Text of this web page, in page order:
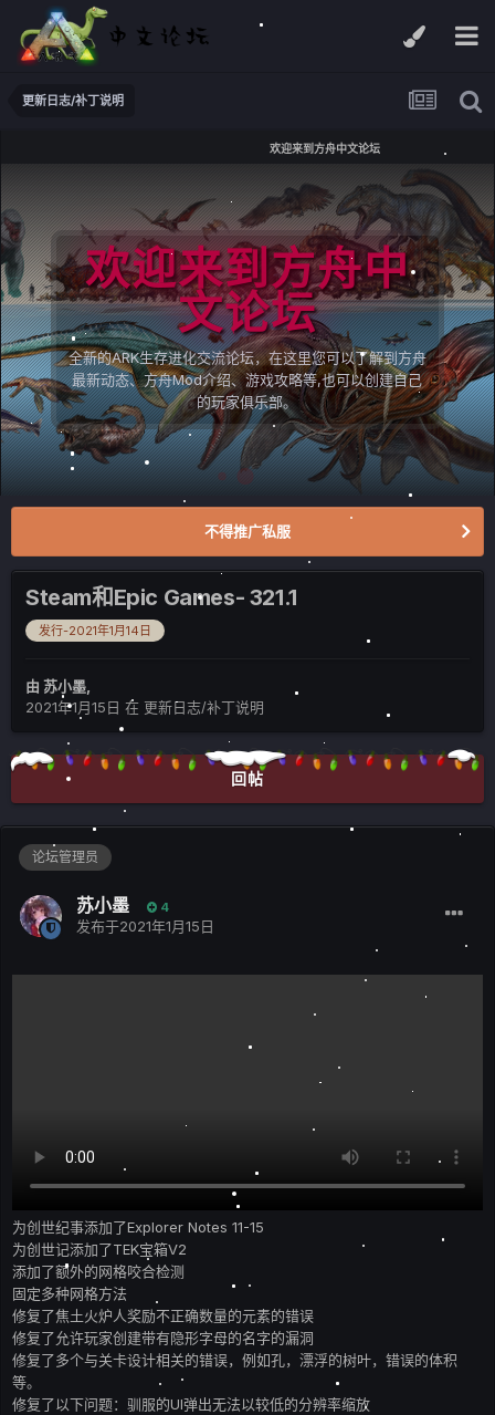
更新日志/补丁说明
欢迎来到方舟中文论坛
欢迎来到方舟中
文论坛
全新的ARK生存进化交流论坛，在这里您可以了解到方舟
最新动态、方舟Mod介绍、游戏攻略等,也可以创建自己
的玩家俱乐部。
不得推广私服
Steam和Epic Games- 321.1
发行-2021年1月14日
由 苏小墨,
2021年1月15日 在 更新日志/补丁说明
回帖
论坛管理员
苏小墨 4
发布于2021年1月15日
为创世纪事添加了Explorer Notes 11-15
为创世记添加了TEK宝箱V2
添加了额外的网格咬合检测
固定多种网格方法
修复了焦土火炉人奖励不正确数量的元素的错误
修复了允许玩家创建带有隐形字母的名字的漏洞
修复了多个与关卡设计相关的错误，例如孔，漂浮的树叶，错误的体积
等。
修复了以下问题：驯服的UI弹出无法以较低的分辨率缩放